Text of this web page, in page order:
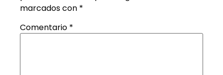
marcados con *
Comentario *